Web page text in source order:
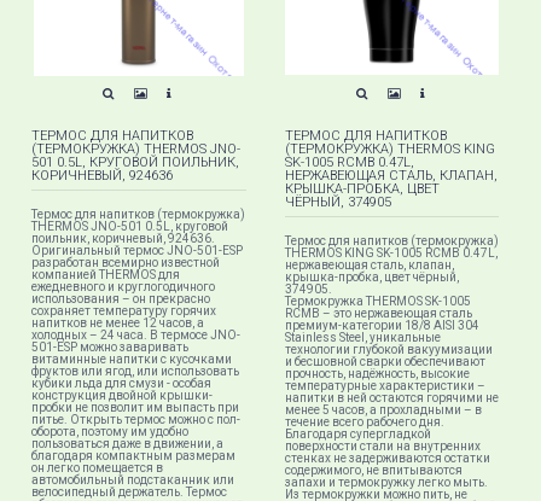
ТЕРМОС ДЛЯ НАПИТКОВ
(ТЕРМОКРУЖКА) THERMOS JNO-
501 0.5L, КРУГОВОЙ ПОИЛЬНИК,
КОРИЧНЕВЫЙ, 924636
Термос для напитков (термокружка)
THERMOS JNO-501 0.5L, круговой
поильник, коричневый, 924636.
Оригинальный термос JNO-501-ESP
разработан всемирно известной
компанией THERMOS для
ежедневного и круглогодичного
использования – он прекрасно
сохраняет температуру горячих
напитков не менее 12 часов, а
холодных – 24 часа. В термосе JNO-
501-ESP можно заваривать
витаминные напитки с кусочками
фруктов или ягод, или использовать
кубики льда для смузи - особая
конструкция двойной крышки-
пробки не позволит им выпасть при
питье. Открыть термос можно с пол-
оборота, поэтому им удобно
пользоваться даже в движении, а
благодаря компактным размерам
он легко помещается в
автомобильный подстаканник или
велосипедный держатель. Термос
ТЕРМОС ДЛЯ НАПИТКОВ
(ТЕРМОКРУЖКА) THERMOS KING
SK-1005 RCMB 0.47L,
НЕРЖАВЕЮЩАЯ СТАЛЬ, КЛАПАН,
КРЫШКА-ПРОБКА, ЦВЕТ
ЧЁРНЫЙ, 374905
Термос для напитков (термокружка)
THERMOS KING SK-1005 RCMB 0.47L,
нержавеющая сталь, клапан,
крышка-пробка, цвет чёрный,
374905.
Термокружка THERMOS SK-1005
RCMB – это нержавеющая сталь
премиум-категории 18/8 AISI 304
Stainless Steel, уникальные
технологии глубокой вакуумизации
и бесшовной сварки обеспечивают
прочность, надёжность, высокие
температурные характеристики –
напитки в ней остаются горячими не
менее 5 часов, а прохладными – в
течение всего рабочего дня.
Благодаря супергладкой
поверхности стали на внутренних
стенках не задерживаются остатки
содержимого, не впитываются
запахи и термокружку легко мыть.
Из термокружки можно пить, не